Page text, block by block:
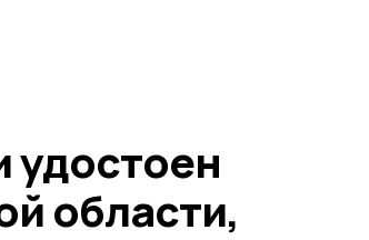
удостоен
области,